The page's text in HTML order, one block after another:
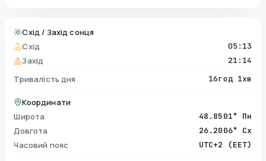
Схід / Захід сонця
Схід
05:13
Захід 21:14
Тривалість дня 16год 1хв
Координати
Широта
48.8501° Пн
Довгота 26.2006° Сх
Часовий пояс UTC+2 (EET)